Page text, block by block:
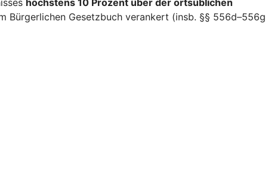
Bürgerlichen Gesetzbuch verankert (insb. §§ 556d–556g